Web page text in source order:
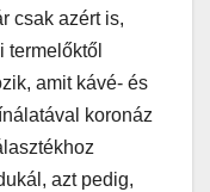
csak azért is,
termelőktől
amit kávé- és
koronáz
azt pedig,